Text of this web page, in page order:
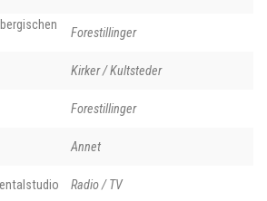
Forestillinger
Kirker / Kultsteder
Forestillinger
Annet
Radio / TV